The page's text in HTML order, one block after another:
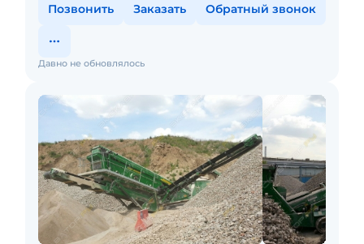
Позвонить Заказать Обратный звонок
Давно не обновлялось